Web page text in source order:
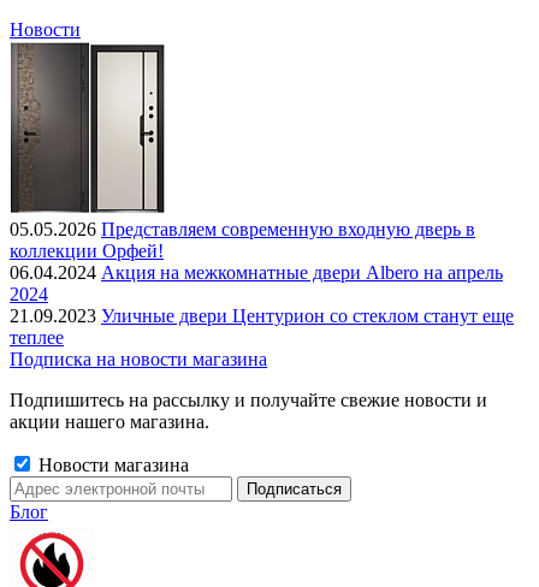
Новости
05.05.2026 Представляем современную входную дверь в
коллекции Орфей!
06.04.2024 Акция на межкомнатные двери Albero на апрель
2024
21.09.2023 Уличные двери Центурион со стеклом станут еще
теплее
Подписка на новости магазина
Подпишитесь на рассылку и получайте свежие новости и
акции нашего магазина.
Новости магазина
Блог